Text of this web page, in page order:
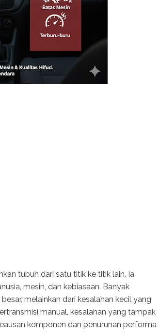
tubuh dari satu titik ke titik lain. Ia
mesin, dan kebiasaan. Banyak
melainkan dari kesalahan kecil yang
manual, kesalahan yang tampak
komponen dan penurunan performa